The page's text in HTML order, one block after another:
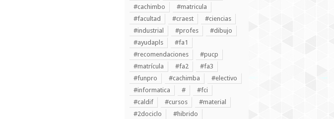
#cachimbo
#matricula
#facultad
#craest
#ciencias
#industrial
#profes
#dibujo
#ayudapls
#fa1
#recomendaciones
#pucp
#matrícula
#fa2
#fa3
#funpro
#cachimba
#electivo
#informatica
#
#fci
#caldif
#cursos
#material
#2dociclo
#hibrido